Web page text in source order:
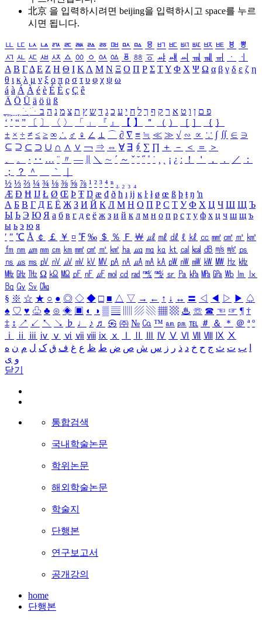
北京 을 입력하시려면 beijing을 입력하시고 space를 누르
시면 됩니다.
ㅥ ㅦ ㅧ ㅨ ㅩ ㅪ ㅫ ㅬ ㅭ ㅮ ㅯ ㅰ ㅱ ㅲ ㅳ ㅴ ㅵ ㅶ ㅷ ㅸ
ㅹ
ㅺ ㅻ ㅼ ㅽ ㅾ ㅿ ㆀ ㆁ ㆂ ㆃ ㆄ ㆅ ㆆ ㆇ ㆈ ㆉ ㆊ ㆋ ㆌ ㆍ
ㆎ
Α Β ΓΔ Ε Ζ Η Θ Ι ΚΛ Μ Ν Ξ Ο Π Ρ Σ ΤΥ Φ Χ Ψ Ω α β γ δ ε ζ η
θ ι κ λ μ ν ξ ο π ρ σ τ υ φ χ ψ ω
á à Á À é è É È ç Ç ê
Ä Ö Ü ä ö ü ß
ִֶֹ ֻּ ׁׂ פ ם ן ו ט א ר ק ף ך ל ח י ע כ ג ד ש ץ ת צ מ נ ה ב
‘ ’ “ ” 〔 〕 〈 〉 「 」 『 』 【 】 ＂ （ ） ［ ］ ｛ ｝
± × ÷ ≠ ≤ ≥ ∞ ∴ ♂ ♀ ∠ ⊥ ⌒ ∂ ∇ ≡ ≒ ≪ ≫ √ ∽ ∝ ∵ ∫ ∬ ∈ ∋
⊆ ⊇ ⊂ ⊃ ∪ ∩ ∧ ∨ ￢ ⇒ ⇔ ∀ ∃ ∮ ∑ ∏ ＋ － ＜ ＝
＞
、
。 · ‥ … ¨ 〃 ― ＼ ∼ ´ ～ ˇ ˘ ˝ ˚ ˙ ¸ ¡ ¿ ː ！ ＇ ， ． ／
：
；
？ ＾ ｀
½ ⅓ ⅔ ¼ ¾ ⅛ ⅜ ⅝ ⅞ ¹ ² ³ ⁴ ⁿ ₁ ₂ ₃ ₄
Æ Ð Ħ Ĳ Ł Ø Œ Þ Ŧ Ŋ æ đ ð ħ ı ĳ ĸ ŀ ł ø œ ß þ ŧ ŋ ŉ
А Б В Г Д Е Ё Ж З И Й К Л М Н О П Р С Т У Ф Х Ц Ч Ш Щ Ъ
Ы Ь Э Ю Я а б в г д е ё ж з и й к л м н о п р с т у ф х ц ч ш щ ъ
ы ь э ю я
′ ″ ℃ Å ￠ ￡ ￥ ¤ ℉ ‰ ＄ ％ Ｆ ￦ ㎕ ㎖ ㎗ ℓ ㎘ ㏄ ㎣ ㎤ ㎥ ㎦
㎙ ㎚ ㎛ ㎜ ㎝ ㎞ ㎟ ㎠ ㎡ ㎢ ㏊ ㎍ ㎎ ㎏ ㏏ ㎈ ㎉ ㏈ ㎧ ㎨ ㎰
㎱ ㎲ ㎳ ㎴ ㎵ ㎶ ㎷ ㎸ ㎹ ㎀ ㎁ ㎂ ㎃ ㎄ ㎺ ㎻ ㎽ ㎾ ㎿ ㎐ ㎑
㎒ ㎓ ㎔ Ω ㏀ ㏁ ㎊ ㎋ ㎌ ㏖ ㏅ ㎭ ㎮ ㎯ ㏛ ㎩ ㎪ ㎫ ㎬ ㏝ ㏐
㏓
㏃ ㏉ ㏜ ㏆
§ ※ ☆ ★ ○ ● ◎ ◇ ◆ □ ■ △ ▽ → ← ↑ ↓ ↔ 〓 ◁ ◀ ▷ ▶ ♤
♠ ♡ ♥ ♧ ♣ ⊙ ◈ ▣ ◐ ◑ ▒ ▤ ▨ ▧ ▦ ▩ ♨ ☏ ☎ ☜ ☞ ¶ †
‡ ↕ ↗ ↙ ↖ ↘ ♭ ♩ ♪ ♬ ㉿ ㈜ № ㏇ ™ ㏂ ㏘ ℡ ＃ ＆ ＊ ＠ ª º
ⅰ
ⅱ ⅲ ⅳ ⅴ ⅵ ⅶ ⅷ ⅸ ⅹ Ⅳ Ⅴ Ⅵ Ⅶ Ⅷ Ⅸ Ⅹ
ب ت ث ج ح خ د ذ ر ز س ش ص ض ط ظ ع غ ف ق ک ل م ن ه
و ی
닫기
통합검색
국내학술논문
학위논문
해외학술논문
학술지
단행본
연구보고서
공개강의
home
단행본